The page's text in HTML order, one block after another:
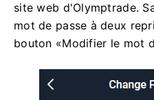
site web d'Olymptrade.
mot de passe à deux
bouton «Modifier le mot